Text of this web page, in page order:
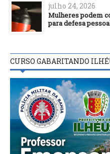
julho 24, 2026
Mulheres podem
para defesa
CURSO GABARITANDO